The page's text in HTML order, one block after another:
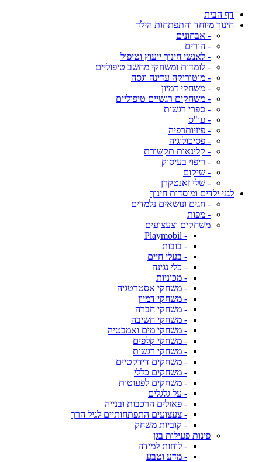
דף הבית
חינוך מיוחד והתפתחות הילד
- אבחונים
- הורים
- לאנשי חינוך ייעוץ וטיפול
- לומדות ומשחקי מחשב טיפוליים
- מוטוריקה עדינה וגסה
- משחקי דמיון
- משחקים רגשיים טיפוליים
- ספרי רגשות
- עו"ס
- פיזיותרפיה
- פסיכולוגיה
- קלינאות תקשורת
- ריפוי בעיסוק
- שיקום
- שלי זאנטקרן
לגני ילדים ומוסדות חינוך
- חגים ונושאים נלמדים
- מפות
משחקים וצעצועים
- Playmobil
- בובות
- בעלי חיים
- כלי נגינה
- מכוניות
- משחקי אסטרטגיה
- משחקי דמיון
- משחקי חברה
- משחקי חשיבה
- משחקי מים ואמבטיה
- משחקי קלפים
- משחקי רגשות
- משחקים דידקטיים
- משחקים כללי
- משחקים לפעוטות
- על גלגלים
- פאזלים הרכבות ובנייה
- צעצועים התפתחותיים לגיל הרך
- קוביות משחק
פינות פעילות בגן
- לוחות למידה
- מדע וטבע